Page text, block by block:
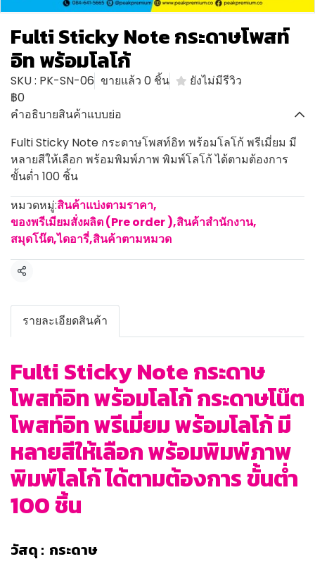
Fulti Sticky Note กระดาษโพสท์
อิท พร้อมโลโก้
SKU : PK-SN-06 ขายแล้ว 0 ชิ้น
ยังไม่มีรีวิว
฿0
คำอธิบายสินค้าแบบย่อ
Fulti Sticky Note กระดาษโพสท์อิท พร้อมโลโก้ พรีเมี่ยม มี
หลายสีให้เลือก พร้อมพิมพ์ภาพ พิมพ์โลโก้ ได้ตามต้องการ
ขั้นต่ำ 100 ชิ้น
หมวดหมู่:สินค้าแบ่งตามราคา,
ของพรีเมียมสั่งผลิต (Pre order ),สินค้าสำนักงาน,
สมุดโน๊ต,ไดอารี่,สินค้าตามหมวด
แชร์
รายละเอียดสินค้า
Fulti Sticky Note กระดาษ
โพสท์อิท พร้อมโลโก้ กระดาษโน๊ต
โพสท์อิท พรีเมี่ยม พร้อมโลโก้ มี
หลายสีให้เลือก พร้อมพิมพ์ภาพ
พิมพ์โลโก้ ได้ตามต้องการ ขั้นต่ำ
100 ชิ้น
วัสดุ : กระดาษ